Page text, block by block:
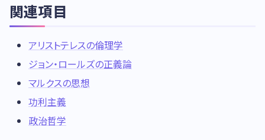
関連項目
アリストテレスの倫理学
ジョン・ロールズの正義論
マルクスの思想
功利主義
政治哲学